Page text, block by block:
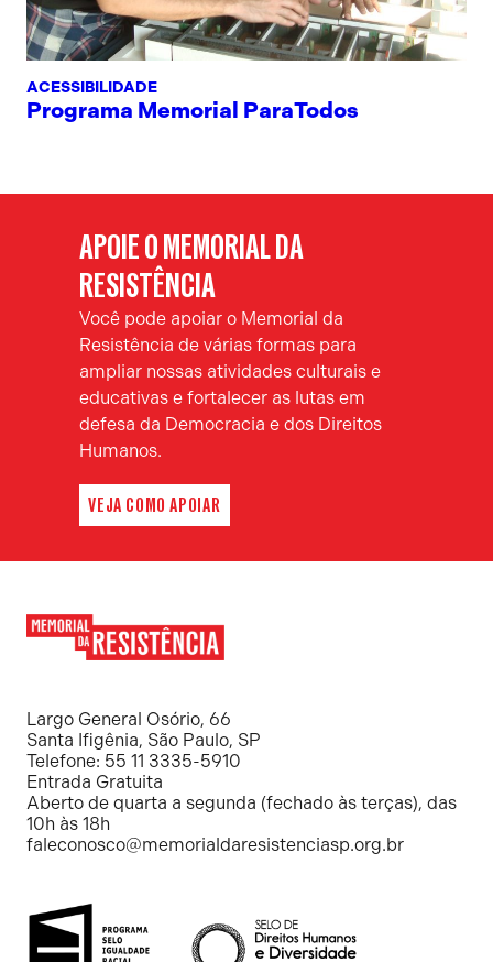
ACESSIBILIDADE
Programa Memorial ParaTodos
APOIE O MEMORIAL DA
RESISTÊNCIA
Você pode apoiar o Memorial da
Resistência de várias formas para
ampliar nossas atividades culturais e
educativas e fortalecer as lutas em
defesa da Democracia e dos Direitos
Humanos.
VEJA COMO APOIAR
Resistência
Largo General Osório, 66
Santa Ifigênia, São Paulo, SP
Telefone: 55 11 3335-5910
Entrada Gratuita
Aberto de quarta a segunda (fechado às terças), das
10h às 18h
faleconosco@memorialdaresistenciasp.org.br